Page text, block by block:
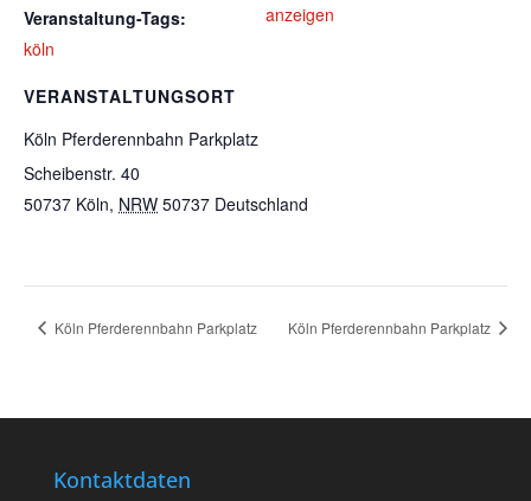
Veranstaltung-Tags:
köln
VERANSTALTUNGSORT
Köln Pferderennbahn Parkplatz
Scheibenstr. 40
50737 Köln, NRW 50737 Deutschland
anzeigen
Köln Pferderennbahn Parkplatz Köln Pferderennbahn Parkplatz
Kontaktdaten